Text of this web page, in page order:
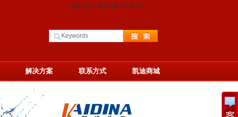
| 网站首页| 网站地图 | 联系方式
解决方案 联系方式 凯迪商城